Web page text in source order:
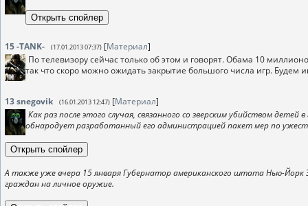
15-TANK- (17.01.2013 07:37) [Материал]
По телевизору сейчас только об этом и говорят. Обама 10
так что скоро можно ожидать закрытие большого числа игр. Будем
13snegovik (16.01.2013 12:47) [Материал]
Как раз после этого случая, связанного со зверским убийством
обнародует разработанный его администрацией пакет мер по
А также уже вчера 15 января Губернатор американского штата Нью-
граждан на личное оружие.